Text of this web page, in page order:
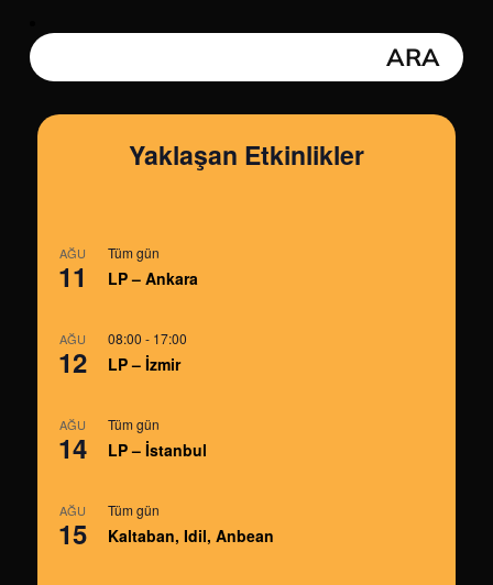
Yaklaşan Etkinlikler
AĞU
11
Tüm gün
LP – Ankara
AĞU
12
08:00 - 17:00
LP – İzmir
AĞU
14
Tüm gün
LP – İstanbul
AĞU
15
Tüm gün
Kaltaban, Idil, Anbean